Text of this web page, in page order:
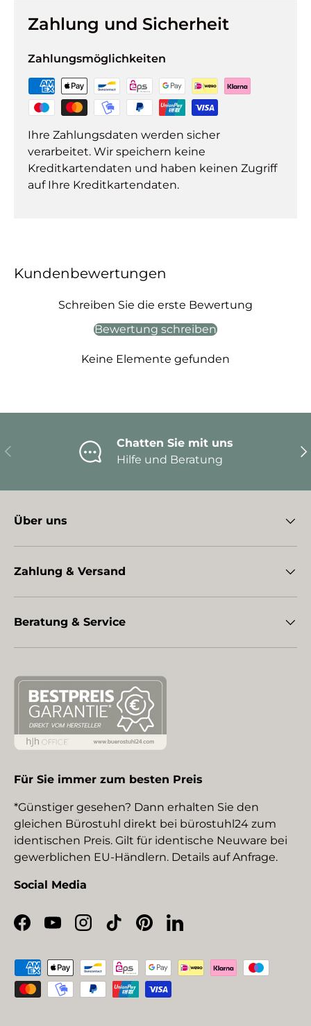
Zahlung und Sicherheit
Zahlungsmöglichkeiten
Ihre Zahlungsdaten werden sicher
verarbeitet. Wir speichern keine
Kreditkartendaten und haben keinen Zugriff
auf Ihre Kreditkartendaten.
Kundenbewertungen
Schreiben Sie die erste Bewertung
Bewertung schreiben
Keine Elemente gefunden
Vorherige
Chatten Sie mit uns
Hilfe und Beratung
Über uns
Zahlung & Versand
Beratung & Service
Für Sie immer zum besten Preis
*Günstiger gesehen? Dann erhalten Sie den
gleichen Bürostuhl direkt bei bürostuhl24 zum
identischen Preis. Gilt für identische Neuware bei
gewerblichen EU-Händlern. Details auf Anfrage.
Social Media
Facebook
YouTubeInstagram
TikTokPinterestLinkedIn
Zahlungsmethoden